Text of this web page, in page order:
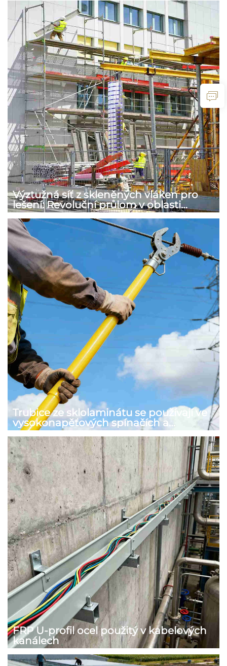
Výztužná síť z skleněných vláken pro
lešení: Revoluční průlom v oblasti
bezpečnosti a výkonu
Trubice ze sklolaminátu se používají ve
vysokonapěťových spínačích a
izolačních tyčích
FRP U-profil ocel použitý v kabelových
kanálech